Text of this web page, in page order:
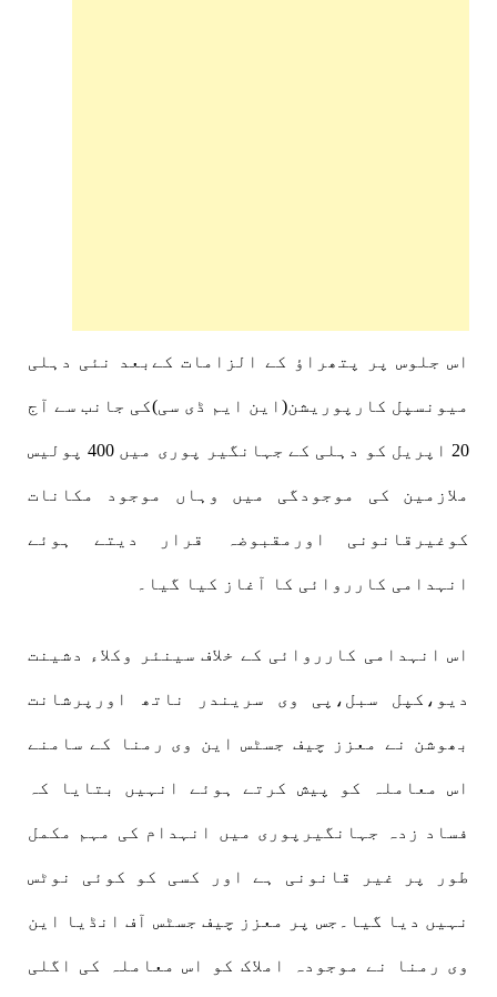
اس جلوس پر پتھراؤ کے الزامات کےبعد نئی دہلی
میونسپل کارپوریشن(این ایم ڈی سی)کی جانب سے آج
20 اپریل کو دہلی کے جہانگیر پوری میں 400 پولیس
ملازمین کی موجودگی میں وہاں موجود مکانات
کوغیرقانونی اورمقبوضہ قرار دیتے ہوئے
انہدامی کارروائی کا آغاز کیا گیا۔
اس انہدامی کارروائی کے خلاف سینئر وکلاء دشینت
دیو،کپل سبل،پی وی سریندر ناتھ اورپرشانت
بھوشن نے معزز چیف جسٹس این وی رمنا کے سامنے
اس معاملہ کو پیش کرتے ہوئے انہیں بتایا کہ
فساد زدہ جہانگیرپوری میں انہدام کی مہم مکمل
طور پر غیر قانونی ہے اور کسی کو کوئی نوٹس
نہیں دیا گیا۔جس پر معزز چیف جسٹس آف انڈیا این
وی رمنا نے موجودہ املاک کو اس معاملہ کی اگلی